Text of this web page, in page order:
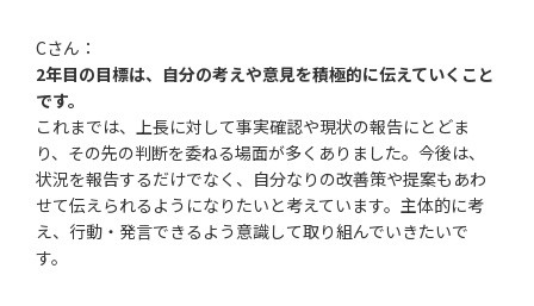
Cさん：
2年目の目標は、自分の考えや意見を積極的に伝えていくこと
です。
これまでは、上長に対して事実確認や現状の報告にとどま
り、その先の判断を委ねる場面が多くありました。今後は、
状況を報告するだけでなく、自分なりの改善策や提案もあわ
せて伝えられるようになりたいと考えています。主体的に考
え、行動・発言できるよう意識して取り組んでいきたいで
す。